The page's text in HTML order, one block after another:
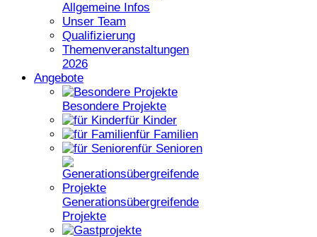
Allgemeine Infos
Unser Team
Qualifizierung
Themenveranstaltungen
2026
Angebote
Besondere Projekte
für Kinder
für Familien
für Senioren
Generationsübergreifende
Projekte